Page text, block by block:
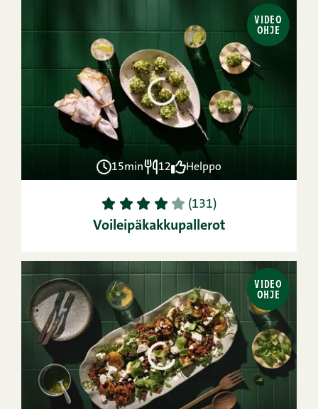
VIDEO
OHJE
15min 12 Helppo
1 2 3 4 5 (131)
Voileipäkakkupallerot
VIDEO
OHJE